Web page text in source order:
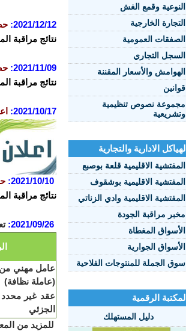
النوعية وقمع الغش
التجارة الخارجية
الصفقات العمومية
السجل التجاري
الهوامش والأسعار المقننة
قوانين
مجموعة نصوص تنظيمية
وتشريعية
الهياكل الادارية والتجارية
المفتشية الاقليمية قلعة بوصبع
المفتشية الاقليمية بوشقوف
المفتشية الاقليمية وادي الزناتي
مخبر مراقبة الجودة
الأسواق المغطاة
الأسواق الجوارية
سوق الجملة للمنتوجات الفلاحية
المكتبة الرقمية
دليل المستهلك
2021/12/12
:
نتائج مراقبة
2021/11/09
:
نتائج مراقبة
2021/10/17
:
2021/10/10
:
نتائج مراقبة
2021/09/26
:
عامل مهني من
(عاملة نظافة)
عقد غير محدد
الجزئي
للمزيد من